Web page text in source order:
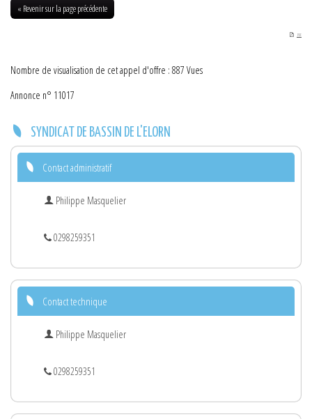
« Revenir sur la page précédente
PDF
Nombre de visualisation de cet appel d'offre : 887 Vues
Annonce n° 11017
SYNDICAT DE BASSIN DE L'ELORN
Contact administratif
Philippe Masquelier
0298259351
Contact technique
Philippe Masquelier
0298259351